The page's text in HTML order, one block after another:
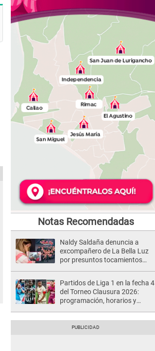
Notas Recomendadas
Naldy Saldaña denuncia a
excompañero de La Bella Luz
por presuntos tocamientos
Partidos de Liga 1 en la fecha 4
del Torneo Clausura 2026:
programación, horarios y